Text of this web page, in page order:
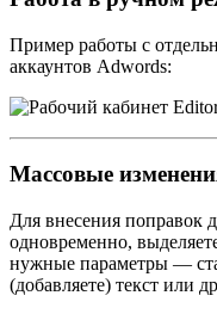
Пример работы с
аккаунтов Adwords:
Массовые
Для внесения поправок
одновременно,
нужные параметры —
(добавляете) текст или